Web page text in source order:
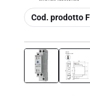
copia
Cod. prodotto